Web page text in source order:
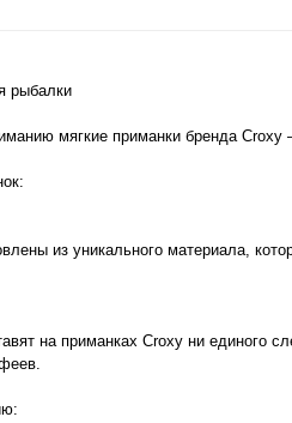
рыбалки
мягкие приманки бренда
из уникального материала,
на приманках Croxy ни единого